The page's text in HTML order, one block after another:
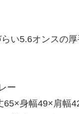
い5.6オンスの厚
ー
65×身幅49×肩幅